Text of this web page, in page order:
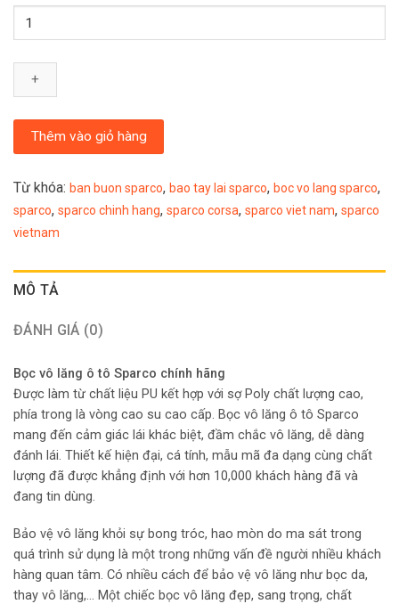
BỌC
VÔ
SPARCO
SPC103RDS
số
lượng
Thêm vào giỏ hàng
Từ khóa: ban buon sparco, bao tay lai sparco, boc vo lang sparco,
sparco, sparco chinh hang, sparco corsa, sparco viet nam, sparco
vietnam
MÔ TẢ
ĐÁNH GIÁ (0)
Bọc vô lăng ô tô Sparco chính hãng
Được làm từ chất liệu PU kết hợp với sợ Poly chất lượng cao,
phía trong là vòng cao su cao cấp. Bọc vô lăng ô tô Sparco
mang đến cảm giác lái khác biệt, đầm chắc vô lăng, dễ dàng
đánh lái. Thiết kế hiện đại, cá tính, mẫu mã đa dạng cùng chất
lượng đã được khẳng định với hơn 10,000 khách hàng đã và
đang tin dùng.
Bảo vệ vô lăng khỏi sự bong tróc, hao mòn do ma sát trong
quá trình sử dụng là một trong những vấn đề người nhiều khách
hàng quan tâm. Có nhiều cách để bảo vệ vô lăng như bọc da,
thay vô lăng,… Một chiếc bọc vô lăng đẹp, sang trọng, chất